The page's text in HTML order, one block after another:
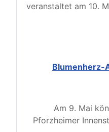
veranstaltet am 10.
Blumenherz-
Am 9. Mai
Pforzheimer